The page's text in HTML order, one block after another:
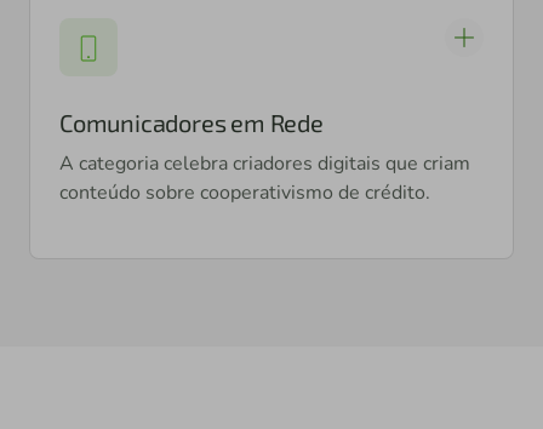
Comunicadores em Rede
A categoria celebra criadores digitais que criam
conteúdo sobre cooperativismo de crédito.